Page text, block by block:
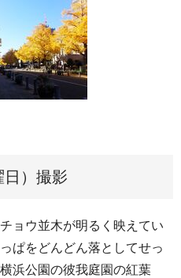
日）撮影
ョウ並木が明るく映えてい
ぱをどんどん落としてせっ
浜公園の彼我庭園の紅葉